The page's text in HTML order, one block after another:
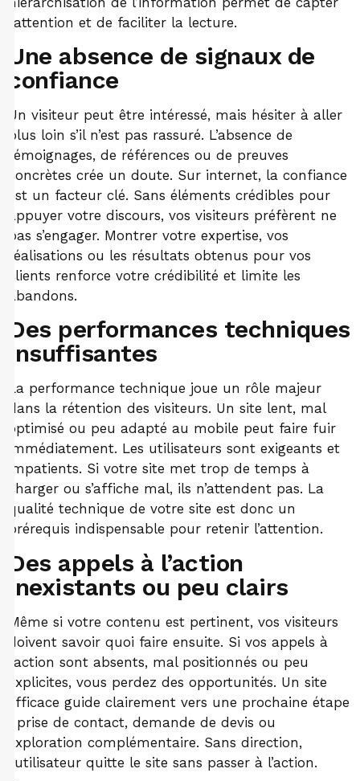
l’attention et de faciliter la lecture.
Une absence de signaux de
confiance
Un visiteur peut être intéressé, mais hésiter à aller
plus loin s’il n’est pas rassuré. L’absence de
témoignages, de références ou de preuves
concrètes crée un doute. Sur internet, la confiance
est un facteur clé. Sans éléments crédibles pour
appuyer votre discours, vos visiteurs préfèrent ne
pas s’engager. Montrer votre expertise, vos
réalisations ou les résultats obtenus pour vos
clients renforce votre crédibilité et limite les
abandons.
Des performances techniques
insuffisantes
La performance technique joue un rôle majeur
dans la rétention des visiteurs. Un site lent, mal
optimisé ou peu adapté au mobile peut faire fuir
immédiatement. Les utilisateurs sont exigeants et
impatients. Si votre site met trop de temps à
charger ou s’affiche mal, ils n’attendent pas. La
qualité technique de votre site est donc un
prérequis indispensable pour retenir l’attention.
Des appels à l’action
inexistants ou peu clairs
Même si votre contenu est pertinent, vos visiteurs
doivent savoir quoi faire ensuite. Si vos appels à
l’action sont absents, mal positionnés ou peu
explicites, vous perdez des opportunités. Un site
efficace guide clairement vers une prochaine étape
: prise de contact, demande de devis ou
exploration complémentaire. Sans direction,
l’utilisateur quitte le site sans passer à l’action.